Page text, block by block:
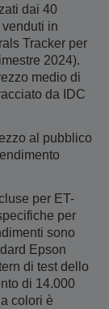
dai 40
in
Tracker per
2024).
medio di
da IDC
al pubblico
per ET-
per
sono
Epson
di test dello
di 14.000
colori è